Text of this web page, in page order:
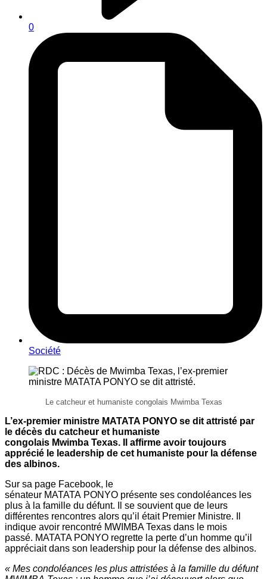
0
Société
Le catcheur et humaniste congolais Mwimba Texas
L’ex-premier ministre MATATA PONYO se dit attristé par
le décès du catcheur et humaniste
congolais Mwimba Texas. Il affirme avoir toujours
apprécié le leadership de cet humaniste pour la défense
des albinos.
Sur sa page Facebook, le
sénateur MATATA PONYO présente ses condoléances les
plus à la famille du défunt. Il se souvient que de leurs
différentes rencontres alors qu’il était Premier Ministre. Il
indique avoir rencontré MWIMBA Texas dans le mois
passé. MATATA PONYO regrette la perte d’un homme qu’il
appréciait dans son leadership pour la défense des albinos.
« Mes condoléances les plus attristées à la famille du défunt